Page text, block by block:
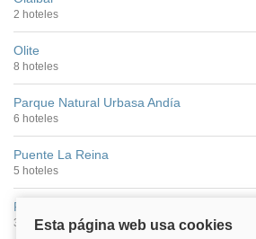
2 hoteles
Olite
8 hoteles
Parque Natural Urbasa Andía
6 hoteles
Puente La Reina
5 hoteles
Roncesvalles
3 hoteles